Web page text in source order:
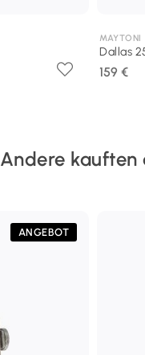
MAYTONI
Dallas
159 €
Andere kauften
ANGEBOT